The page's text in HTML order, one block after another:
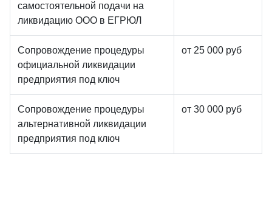
самостоятельной подачи на
ликвидацию ООО в ЕГРЮЛ
Сопровождение процедуры
официальной ликвидации
предприятия под ключ
от 25 000 руб
Сопровождение процедуры
альтернативной ликвидации
предприятия под ключ
от 30 000 руб